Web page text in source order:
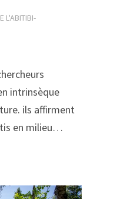
L'ABITIBI-
intrinsèque
ils affirment
en milieu…